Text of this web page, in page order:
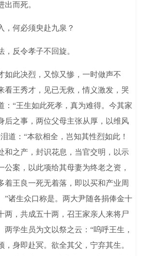
出而死。
何必须臾赴九泉？
反令孝子不回旋。
此决烈，又惊又惨，一时做声不
看王秀才，见已无救，情义激发，哭
：“王生如此死孝，真为难得。今其家
后之事，两位父母主张从厚，以维风
道：“本欲相全，岂知其性烈如此！
和之产，封识花息，当官交明，以示
公案，以此项给其母妻为终老之资，
着王良一死无着落，即以买和产业周
”诸生众口称是。两大尹随各捐俸金十
两，共成五十两，召王家亲人来将尸
两学生员为文以祭之云：“呜呼王生，
，身即赴冥。欲全其父，宁弃其生。